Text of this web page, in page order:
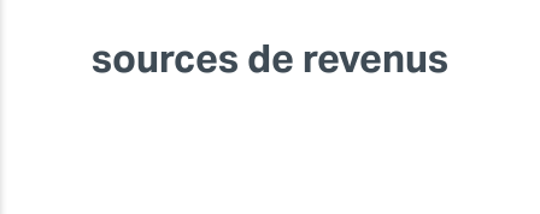
sources de revenus